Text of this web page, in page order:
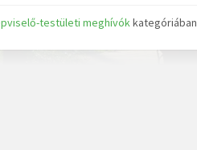
testületi meghívókkategóriában